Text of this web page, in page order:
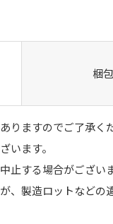
梱
りますのでご了承く
います。
止する場合がございま
、製造ロットなどの